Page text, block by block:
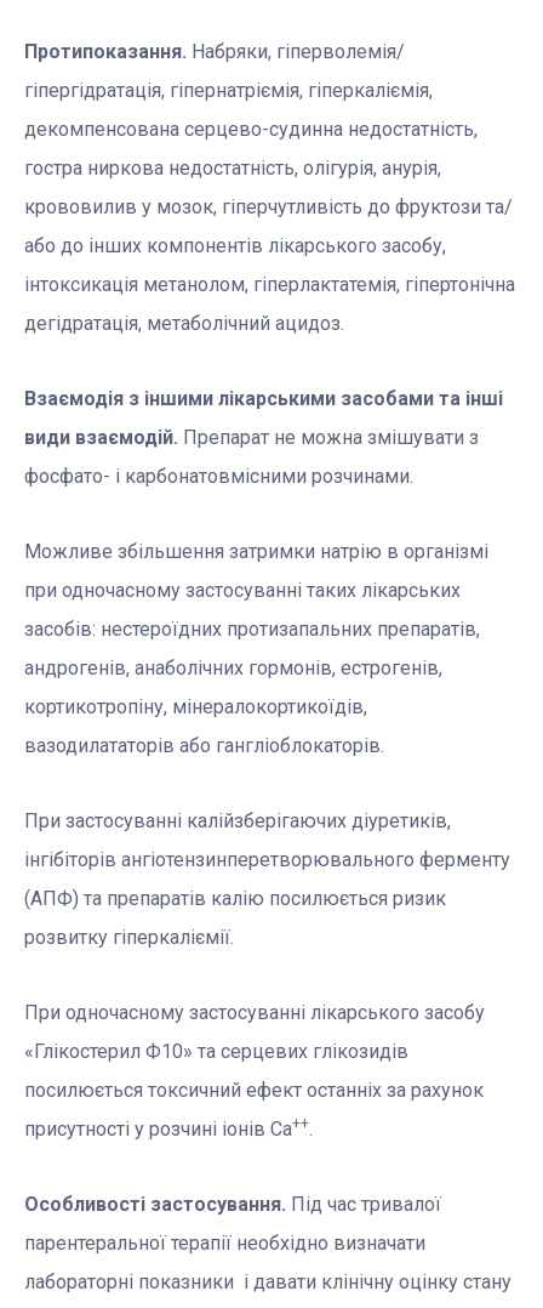
Протипоказання. Набряки, гіперволемія/
гіпергідратація, гіпернатріємія, гіперкаліємія,
декомпенсована серцево-судинна недостатність,
гостра ниркова недостатність, олігурія, анурія,
крововилив у мозок, гіперчутливість до фруктози та/
або до інших компонентів лікарського засобу,
інтоксикація метанолом, гіперлактатемія, гіпертонічна
дегідратація, метаболічний ацидоз.
Взаємодія з іншими лікарськими засобами та інші
види взаємодій. Препарат не можна змішувати з
фосфато- і карбонатовмісними розчинами.
Можливе збільшення затримки натрію в організмі
при одночасному застосуванні таких лікарських
засобів: нестероїдних протизапальних препаратів,
андрогенів, анаболічних гормонів, естрогенів,
кортикотропіну, мінералокортикоїдів,
вазодилататорів або гангліоблокаторів.
При застосуванні калійзберігаючих діуретиків,
інгібіторів ангіотензинперетворювального ферменту
(АПФ) та препаратів калію посилюється ризик
розвитку гіперкаліємії.
При одночасному застосуванні лікарського засобу
«Глікостерил Ф10» та серцевих глікозидів
посилюється токсичний ефект останніх за рахунок
присутності у розчині іонів Са++.
Особливості застосування. Під час тривалої
парентеральної терапії необхідно визначати
лабораторні показники і давати клінічну оцінку стану